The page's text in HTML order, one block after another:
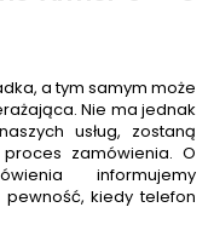
a tym samym może
Nie ma jednak
usług, zostaną
zamówienia. O
informujemy
kiedy telefon